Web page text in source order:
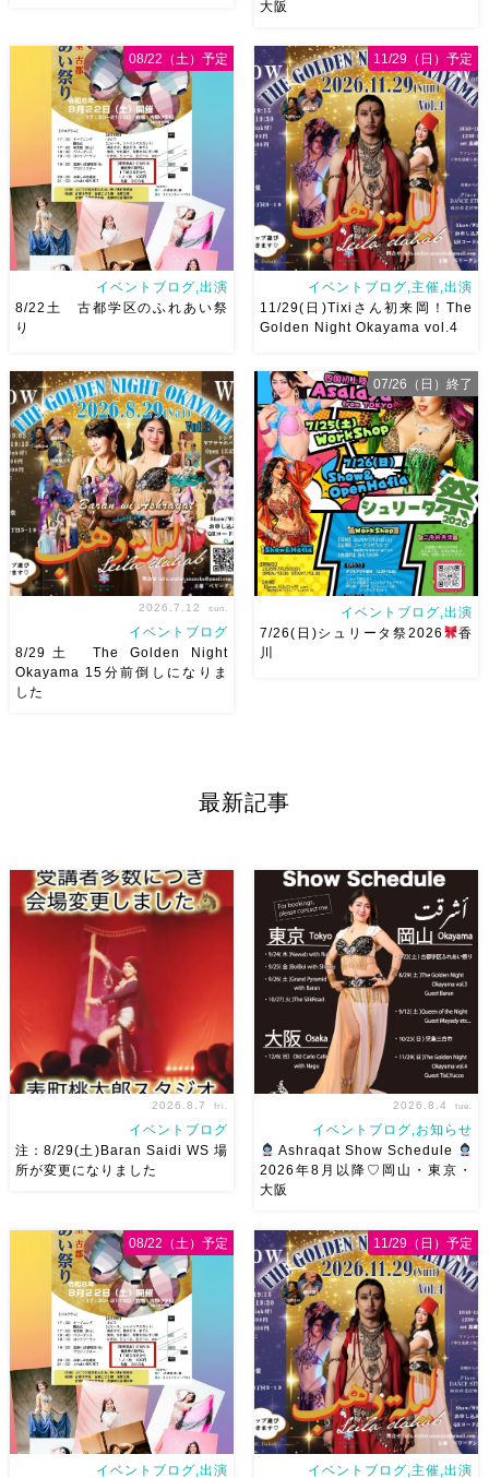
申し込み多数につき会場変更し
ました♡ 表町桃太郎スタジオ
岡山県岡山市 北区表町2丁目6-
64 4階 ショー会場から近いの
で、安心♡駅からもバスで天満
屋バスス […]
です♡皆様にお会いできますよ
うに
ご予約はメッセージく
ださい
お待ちしています
Ashraqat Show Schedule
岡山・8/22(土) […]
大阪
8/22土 古都学区のふれあい祭
りにて踊らせていただきます♡
太鼓も叩くよー！私たちは
18:40頃から出演です屋台も出
てとても楽しいお祭りになりそ
う
私たちも踊った後は祭り
を楽しみます
遊びにいら
[…]
イベントブログ,出演
8/22土 古都学区のふれあい祭
り
08/22（土）予定
2026/11/29(日)Tixiさん初来
岡！The Golden Night
Okayama vol.4 本日8/1よりお
申し込みスタートです
【
Show 】 Guest DancerTixi
[…]
イベントブログ,主催,出演
11/29(日)Tixiさん初来岡！The
Golden Night Okayama vol.4
11/29（日）予定
踊ってくれます♡ 東京から参
2026.7.12 sun.
イベントブログ
8/29土 The Golden Night
Okayama 15分前倒しになりま
した
麻ノ葉からもハフラ出演させて
[…]
イベントブログ,出演
7/26(日)シュリータ祭2026
香
川
07/26（日）終了
最新記事
申し込み多数につき会場変更し
ました♡ 表町桃太郎スタジオ
岡山県岡山市 北区表町2丁目6-
64 4階 ショー会場から近いの
で、安心♡駅からもバスで天満
屋バスス […]
2026.8.7 fri.
イベントブログ
注：8/29(土)Baran Saidi WS 場
所が変更になりました
です♡皆様にお会いできますよ
うに
ご予約はメッセージく
ださい
お待ちしています
Ashraqat Show Schedule
岡山・8/22(土) […]
2026.8.4 tue.
イベントブログ,お知らせ
Ashraqat Show Schedule
2026年8月以降♡岡山・東京・
大阪
イベントブログ,出演
08/22（土）予定
イベントブログ,主催,出演
11/29（日）予定